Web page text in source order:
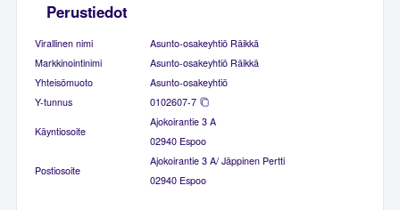
Perustiedot
Virallinen nimi
Asunto-osakeyhtiö Räikkä
Markkinointinimi
Asunto-osakeyhtiö Räikkä
Yhteisömuoto
Asunto-osakeyhtiö
Y-tunnus
0102607-7
Käyntiosoite
Ajokoirantie 3 A
02940 Espoo
Postiosoite
Ajokoirantie 3 A/ Jäppinen Pertti
02940 Espoo